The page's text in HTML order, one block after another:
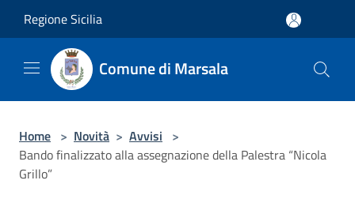
Regione Sicilia
Comune di Marsala
Home > Novità > Avvisi >
Bando finalizzato alla assegnazione della Palestra “Nicola
Grillo”